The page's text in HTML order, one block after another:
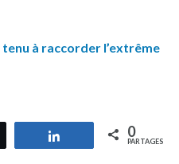
à raccorder l’extrême
Partagez 0
PARTAGES